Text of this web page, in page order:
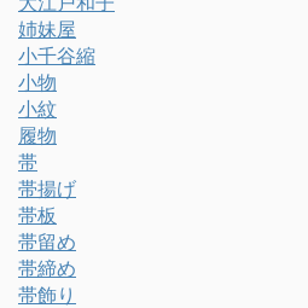
姉妹屋
小千谷縮
小物
小紋
履物
帯
帯揚げ
帯板
帯留め
帯締め
帯飾り